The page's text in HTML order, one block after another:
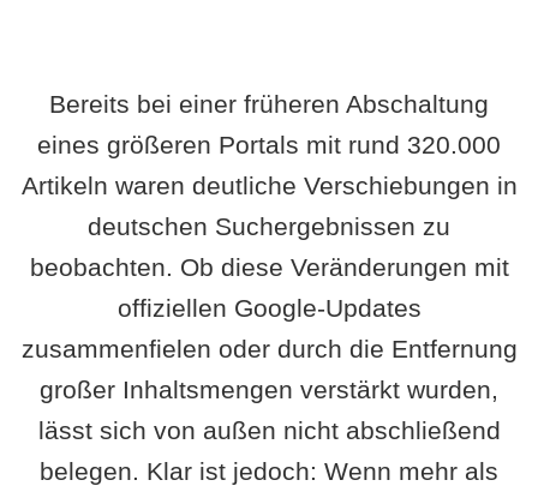
Bereits bei einer früheren Abschaltung
eines größeren Portals mit rund 320.000
Artikeln waren deutliche Verschiebungen in
deutschen Suchergebnissen zu
beobachten. Ob diese Veränderungen mit
offiziellen Google-Updates
zusammenfielen oder durch die Entfernung
großer Inhaltsmengen verstärkt wurden,
lässt sich von außen nicht abschließend
belegen. Klar ist jedoch: Wenn mehr als